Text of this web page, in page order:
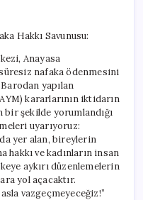
“Haklarımızdan
için
Anayasa
nafaka ödenmesini
yapılan
kararlarının iktidarın
şekilde yorumlandığı
uyarıyoruz:
yer alan, bireylerin
hakkı ve kadınların insan
aykırı düzenlemelerin
yol açacaktır.
vazgeçmeyeceğiz!”